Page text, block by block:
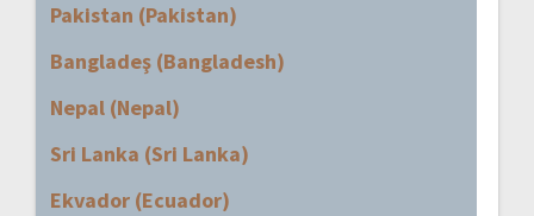
Pakistan (Pakistan)
Bangladeş (Bangladesh)
Nepal (Nepal)
Sri Lanka (Sri Lanka)
Ekvador (Ecuador)